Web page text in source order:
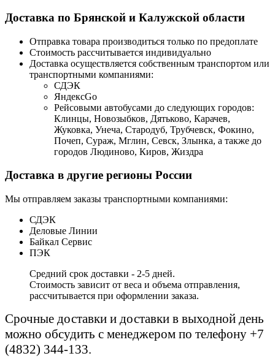
Доставка по Брянской и Калужской области
Отправка товара производиться только по предоплате
Стоимость рассчитывается индивидуально
Доставка осуществляется собственным транспортом или
транспортными компаниями:
СДЭК
ЯндексGo
Рейсовыми автобусами до следующих городов:
Клинцы, Новозыбков, Дятьково, Карачев,
Жуковка, Унеча, Стародуб, Трубчевск, Фокино,
Почеп, Сураж, Мглин, Севск, Злынка, а также до
городов Людиново, Киров, Жиздра
Доставка в другие регионы России
Мы отправляем заказы транспортными компаниями:
СДЭК
Деловые Линии
Байкал Сервис
ПЭК
Средний срок доставки - 2-5 дней.
Стоимость зависит от веса и объема отправления,
рассчитывается при оформлении заказа.
Срочные доставки и доставки в выходной день
можно обсудить с менеджером по телефону +7
(4832) 344-133.